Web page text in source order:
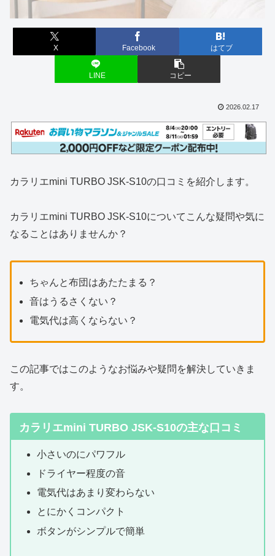
X Facebook はてブ
LINE コピー
2026.02.17
カラリエmini TURBO JSK-S10の口コミを紹介します。
カラリエmini TURBO JSK-S10についてこんな疑問や気に
なることはありませんか？
ちゃんと布団はあたたまる？
音はうるさくない？
電気代は高くならない？
この記事ではこのようなお悩みや疑問を解決していきま
す。
カラリエmini TURBO JSK-S10の主な口コミ
小さいのにパワフル
ドライヤー程度の音
電気代はあまり変わらない
とにかくコンパクト
ボタンがシンプルで簡単